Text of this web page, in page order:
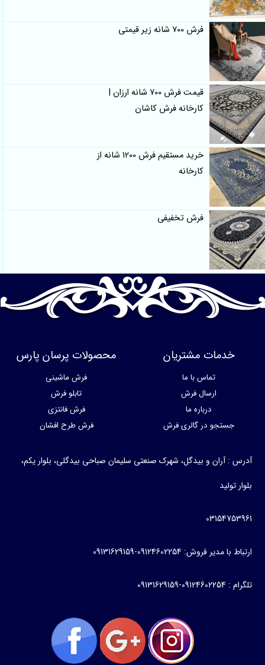
فرش 700 شانه زیر قیمتی
قیمت فرش 700 شانه ارزان |
کارخانه فرش کاشان
خرید مستقیم فرش 1200 شانه از
کارخانه
فرش تخفیفی
خدمات مشتریان
تماس با ما
ارسال فرش
درباره ما
جستجو در گالری فرش
محصولات پرسان پارس
فرش ماشینی
تابلو فرش
فرش فانتزی
فرش طرح افشان
آدرس : آران و بیدگل، شهرک صنعتی سلیمان صباحی بیدگلی، بلوار یکم،
بلوار تولید
03154753961
ارتباط با مدیر فروش: 09124602254-09131629159
تلگرام : 09124602254-09131629159